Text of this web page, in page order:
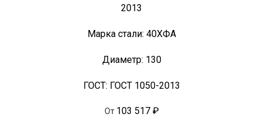
2013
Марка стали: 40ХФА
Диаметр: 130
ГОСТ: ГОСТ 1050-2013
От 103 517 ₽